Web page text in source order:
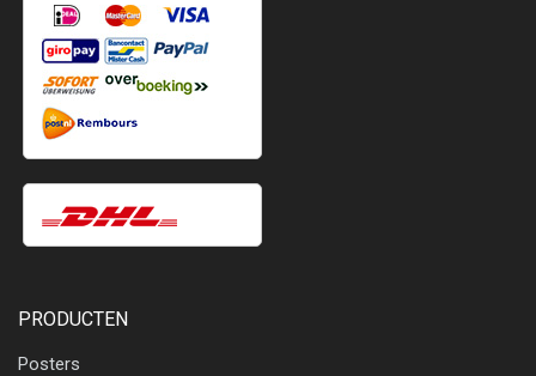
PRODUCTEN
Posters